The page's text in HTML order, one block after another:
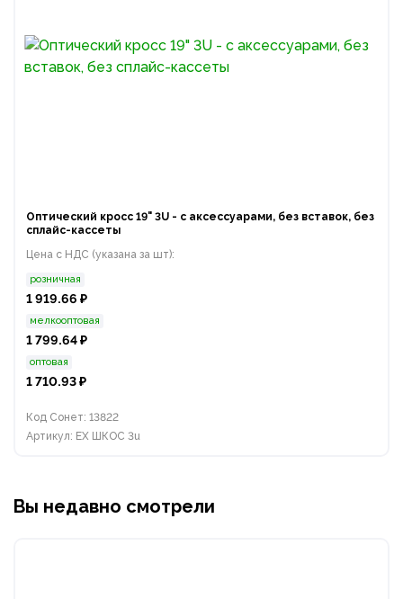
Оптический кросс 19" 3U - с аксессуарами, без вставок, без
сплайс-кассеты
Цена с НДС (указана за шт):
розничная
1 919.66 ₽
мелкооптовая
1 799.64 ₽
оптовая
1 710.93 ₽
Код Сонет: 13822
Артикул: EX ШКОС 3u
Вы недавно смотрели